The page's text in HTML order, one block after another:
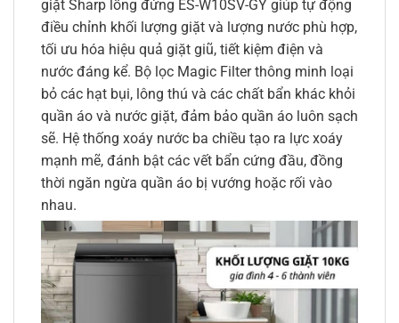
giặt Sharp lồng đứng ES-W10SV-GY giúp tự động
điều chỉnh khối lượng giặt và lượng nước phù hợp,
tối ưu hóa hiệu quả giặt giũ, tiết kiệm điện và
nước đáng kể. Bộ lọc Magic Filter thông minh loại
bỏ các hạt bụi, lông thú và các chất bẩn khác khỏi
quần áo và nước giặt, đảm bảo quần áo luôn sạch
sẽ. Hệ thống xoáy nước ba chiều tạo ra lực xoáy
mạnh mẽ, đánh bật các vết bẩn cứng đầu, đồng
thời ngăn ngừa quần áo bị vướng hoặc rối vào
nhau.